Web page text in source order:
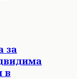
за
в